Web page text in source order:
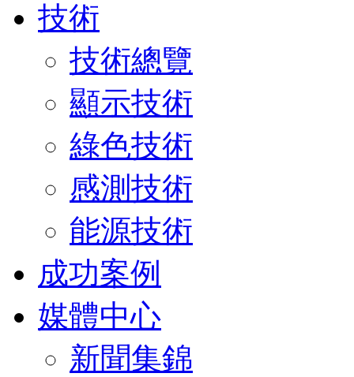
技術
技術總覽
顯示技術
綠色技術
感測技術
能源技術
成功案例
媒體中心
新聞集錦